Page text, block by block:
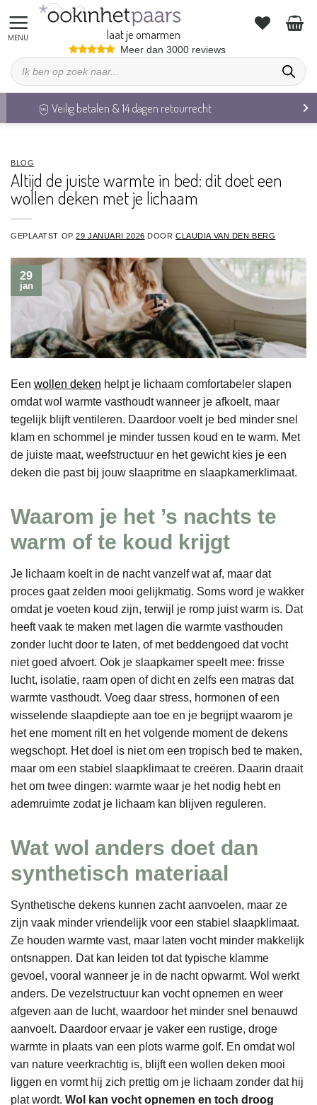
naar
inhoud
laat je omarmen
Meer dan 3000 reviews
Producten
zoeken
Veilig betalen & 14 dagen retourrecht
BLOG
Altijd de juiste warmte in bed: dit doet een
wollen deken met je lichaam
GEPLAATST OP29 JANUARI 2026 DOORCLAUDIA VAN DEN BERG
29
jan
Een wollen deken helpt je lichaam comfortabeler slapen
omdat wol warmte vasthoudt wanneer je afkoelt, maar
tegelijk blijft ventileren. Daardoor voelt je bed minder snel
klam en schommel je minder tussen koud en te warm. Met
de juiste maat, weefstructuur en het gewicht kies je een
deken die past bij jouw slaapritme en slaapkamerklimaat.
Waarom je het ’s nachts te
warm of te koud krijgt
Je lichaam koelt in de nacht vanzelf wat af, maar dat
proces gaat zelden mooi gelijkmatig. Soms word je wakker
omdat je voeten koud zijn, terwijl je romp juist warm is. Dat
heeft vaak te maken met lagen die warmte vasthouden
zonder lucht door te laten, of met beddengoed dat vocht
niet goed afvoert. Ook je slaapkamer speelt mee: frisse
lucht, isolatie, raam open of dicht en zelfs een matras dat
warmte vasthoudt. Voeg daar stress, hormonen of een
wisselende slaapdiepte aan toe en je begrijpt waarom je
het ene moment rilt en het volgende moment de dekens
wegschopt. Het doel is niet om een tropisch bed te maken,
maar om een stabiel slaapklimaat te creëren. Daarin draait
het om twee dingen: warmte waar je het nodig hebt en
ademruimte zodat je lichaam kan blijven reguleren.
Wat wol anders doet dan
synthetisch materiaal
Synthetische dekens kunnen zacht aanvoelen, maar ze
zijn vaak minder vriendelijk voor een stabiel slaapklimaat.
Ze houden warmte vast, maar laten vocht minder makkelijk
ontsnappen. Dat kan leiden tot dat typische klamme
gevoel, vooral wanneer je in de nacht opwarmt. Wol werkt
anders. De vezelstructuur kan vocht opnemen en weer
afgeven aan de lucht, waardoor het minder snel benauwd
aanvoelt. Daardoor ervaar je vaker een rustige, droge
warmte in plaats van een plots warme golf. En omdat wol
van nature veerkrachtig is, blijft een wollen deken mooi
liggen en vormt hij zich prettig om je lichaam zonder dat hij
plat wordt. Wol kan vocht opnemen en toch droog